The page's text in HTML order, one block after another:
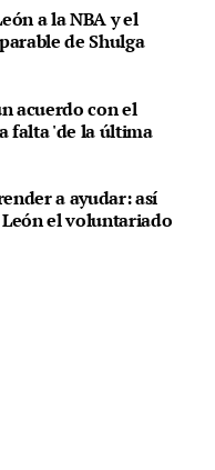
a la NBA y el
de Shulga
acuerdo con el
falta 'de la última
a ayudar: así
el voluntariado